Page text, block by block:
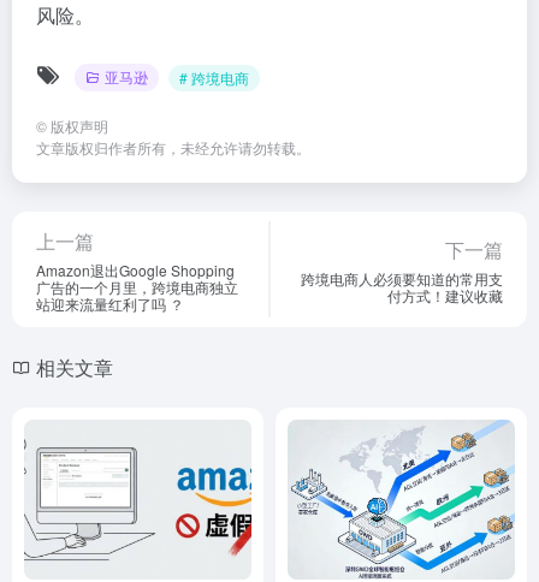
风险。
亚马逊 # 跨境电商
© 版权声明
文章版权归作者所有，未经允许请勿转载。
上一篇
Amazon退出Google Shopping
广告的一个月里，跨境电商独立
站迎来流量红利了吗 ？
下一篇
跨境电商人必须要知道的常用支
付方式！建议收藏
相关文章